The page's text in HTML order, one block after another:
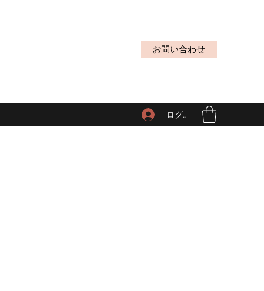
お問い合わせ
ログイン